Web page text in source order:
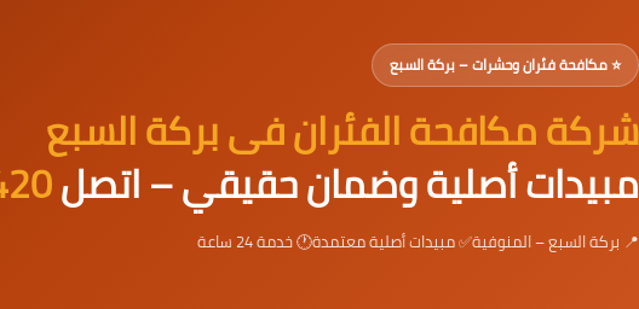
⭐ مكافحة فئران وحشرات – بركة السبع
شركة مكافحة الفئران فى بركة السبع
مبيدات أصلية وضمان حقيقي – اتصل
📍 بركة السبع – المنوفية✅ مبيدات أصلية معتمدة🕐 خدمة 24 ساعة